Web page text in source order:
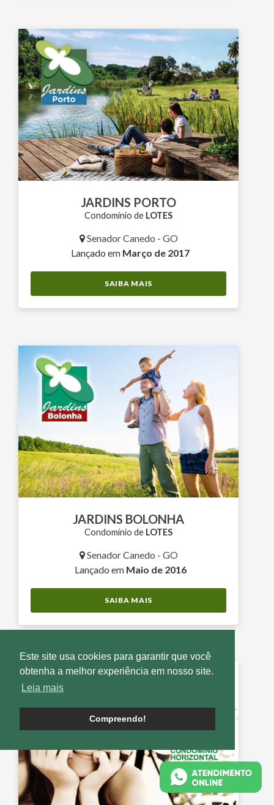
Este site usa cookies para garantir que você
obtenha a melhor experiência em nosso site.
Leia mais
Compreendo!
JARDINS PORTO
Condomínio de LOTES
Senador Canedo - GO
Lançado em Março de 2017
SAIBA MAIS
JARDINS BOLONHA
Condomínio de LOTES
Senador Canedo - GO
Lançado em Maio de 2016
SAIBA MAIS